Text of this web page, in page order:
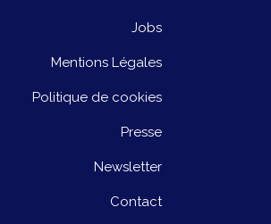
Jobs
Mentions Légales
Politique de cookies
Presse
Newsletter
Contact